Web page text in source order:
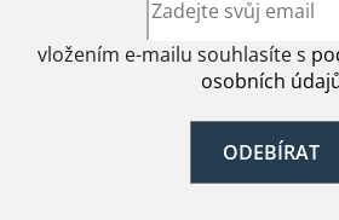
vložením e-mailu souhlasíte s
osobních
ODEBÍRAT